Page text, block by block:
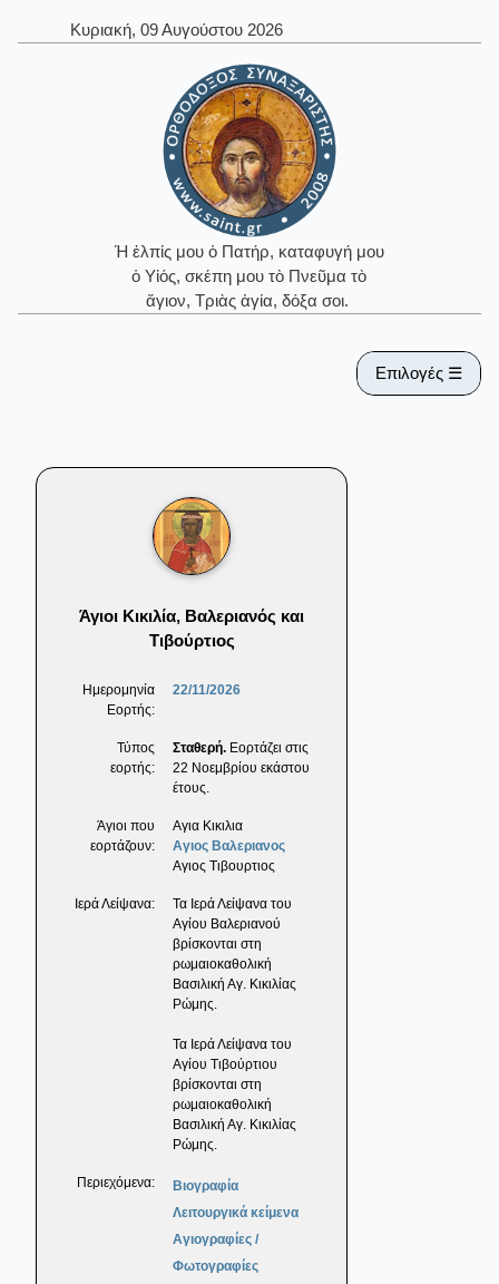
Κυριακή, 09 Αυγούστου 2026
Ἡ ἐλπίς μου ὁ Πατήρ, καταφυγή μου
ὁ Υἱός, σκέπη μου τὸ Πνεῦμα τὸ
ἅγιον, Τριὰς ἁγία, δόξα σοι.
Επιλογές ☰
Άγιοι Κικιλία, Βαλεριανός και
Τιβούρτιος
Ημερομηνία
Εορτής:
22/11/2026
Τύπος
εορτής:
Σταθερή. Εορτάζει στις
22 Νοεμβρίου εκάστου
έτους.
Άγιοι που
εορτάζουν:
Αγια Κικιλια
Αγιος Βαλεριανος
Αγιος Τιβουρτιος
Ιερά Λείψανα:
Τα Ιερά Λείψανα του
Αγίου Βαλεριανού
βρίσκονται στη
ρωμαιοκαθολική
Βασιλική Αγ. Κικιλίας
Ρώμης.
Τα Ιερά Λείψανα του
Αγίου Τιβούρτιου
βρίσκονται στη
ρωμαιοκαθολική
Βασιλική Αγ. Κικιλίας
Ρώμης.
Περιεχόμενα:
Βιογραφία
Λειτουργικά κείμενα
Αγιογραφίες /
Φωτογραφίες